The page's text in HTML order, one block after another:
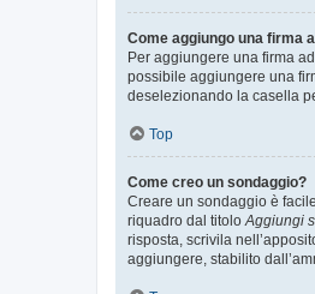
Come aggiungo una firma
Per aggiungere una firma
possibile aggiungere una
deselezionando la casella
Top
Come creo un sondaggio?
Creare un sondaggio è
riquadro dal titolo Aggiungi
risposta, scrivila
aggiungere, stabilito